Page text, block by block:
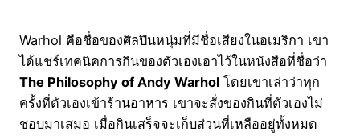
Warhol คือชื่อของศิลปินหนุ่มที่มีชื่อเสียงในอเมริกา เขา
ได้แชร์เทคนิคการกินของตัวเองเอาไว้ในหนังสือที่ชื่อว่า
The Philosophy of Andy Warhol โดยเขาเล่าว่าทุก
ครั้งที่ตัวเองเข้าร้านอาหาร เขาจะสั่งของกินที่ตัวเองไม่
ชอบมาเสมอ เมื่อกินเสร็จจะเก็บส่วนที่เหลืออยู่ทั้งหมด